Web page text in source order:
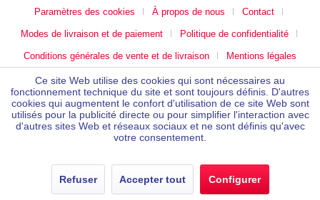
Paramètres des cookies À propos de nous Contact
Modes de livraison et de paiement Politique de confidentialité
Conditions générales de vente et de livraison Mentions légales
Ce site Web utilise des cookies qui sont nécessaires au
fonctionnement technique du site et sont toujours définis. D'autres
cookies qui augmentent le confort d'utilisation de ce site Web sont
utilisés pour la publicité directe ou pour simplifier l'interaction avec
d'autres sites Web et réseaux sociaux et ne sont définis qu'avec
votre consentement.
Refuser Accepter tout Configurer